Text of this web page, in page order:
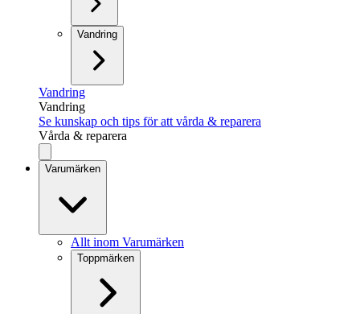
Vandring
Vandring
Vandring
Se kunskap och tips för att vårda & reparera
Vårda & reparera
Varumärken
Allt inom Varumärken
Toppmärken